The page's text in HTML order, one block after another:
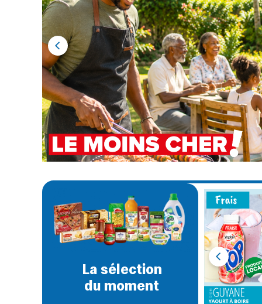
‹
La sélection
du moment
‹